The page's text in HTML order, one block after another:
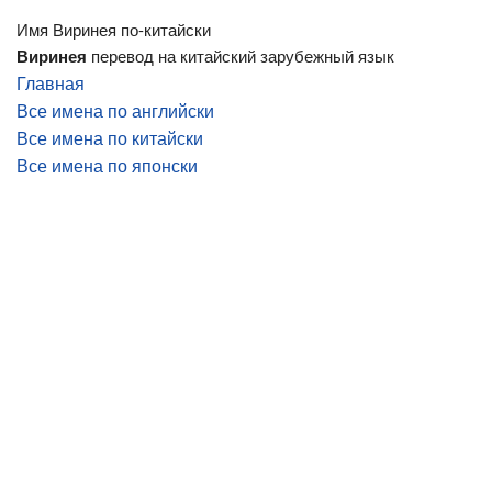
Имя Виринея по-китайски
Виринея перевод на китайский зарубежный язык
Главная
Все имена по английски
Все имена по китайски
Все имена по японски